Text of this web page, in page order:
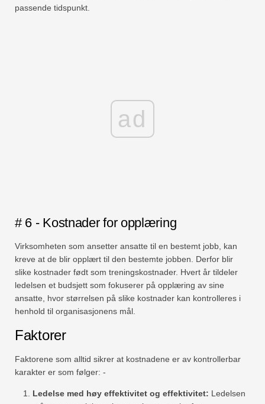
passende tidspunkt.
ad
# 6 - Kostnader for opplæring
Virksomheten som ansetter ansatte til en bestemt jobb, kan
kreve at de blir opplært til den bestemte jobben. Derfor blir
slike kostnader født som treningskostnader. Hvert år tildeler
ledelsen et budsjett som fokuserer på opplæring av sine
ansatte, hvor størrelsen på slike kostnader kan kontrolleres i
henhold til organisasjonens mål.
Faktorer
Faktorene som alltid sikrer at kostnadene er av kontrollerbar
karakter er som følger: -
Ledelse med høy effektivitet og effektivitet: Ledelsen